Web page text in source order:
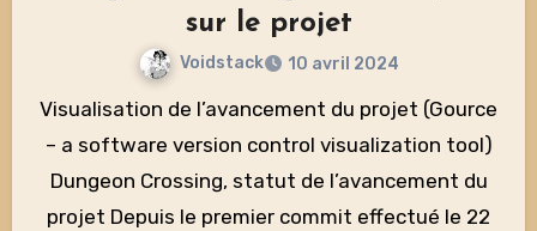
sur le projet
Voidstack 10 avril 2024
Visualisation de l’avancement du projet (Gource
– a software version control visualization tool)
Dungeon Crossing, statut de l’avancement du
projet Depuis le premier commit effectué le 22